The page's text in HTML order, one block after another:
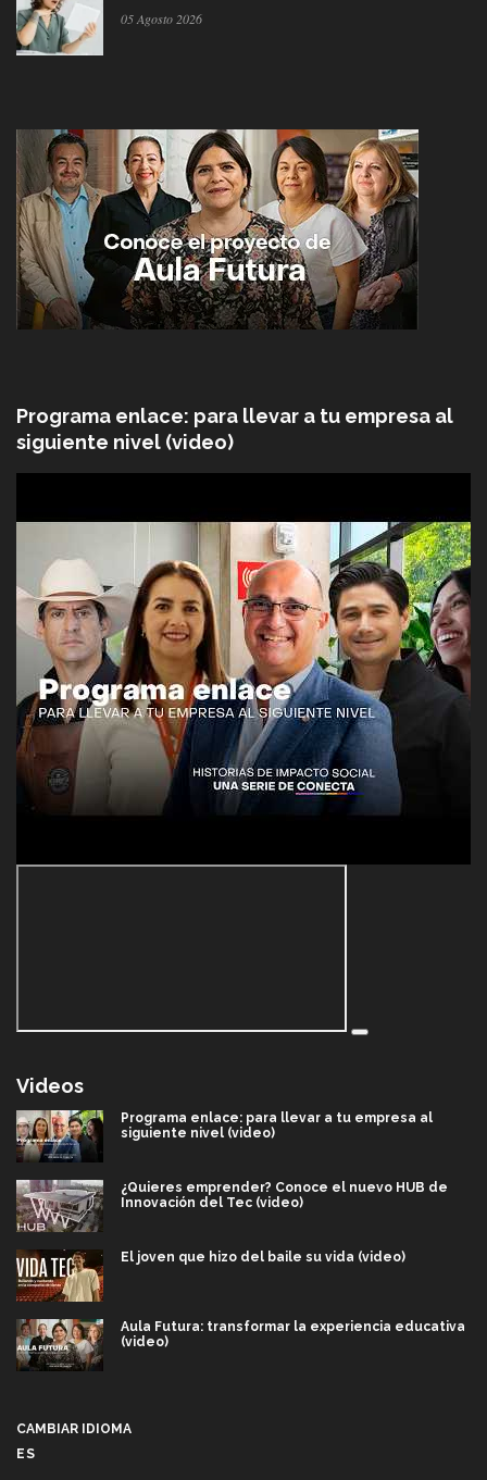
05 Agosto 2026
Programa enlace: para llevar a tu empresa al
siguiente nivel (video)
Videos
Programa enlace: para llevar a tu empresa al
siguiente nivel (video)
¿Quieres emprender? Conoce el nuevo HUB de
Innovación del Tec (video)
El joven que hizo del baile su vida (video)
Aula Futura: transformar la experiencia educativa
(video)
CAMBIAR IDIOMA
ES